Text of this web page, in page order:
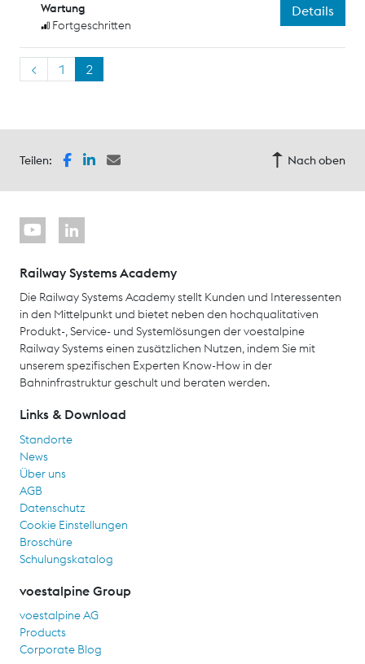
Wartung
Fortgeschritten
Details
< 1 2
Teilen: Nach oben
Railway Systems Academy
Die Railway Systems Academy stellt Kunden und Interessenten
in den Mittelpunkt und bietet neben den hochqualitativen
Produkt-, Service- und Systemlösungen der voestalpine
Railway Systems einen zusätzlichen Nutzen, indem Sie mit
unserem spezifischen Experten Know-How in der
Bahninfrastruktur geschult und beraten werden.
Links & Download
Standorte
News
Über uns
AGB
Datenschutz
Cookie Einstellungen
Broschüre
Schulungskatalog
voestalpine Group
voestalpine AG
Products
Corporate Blog